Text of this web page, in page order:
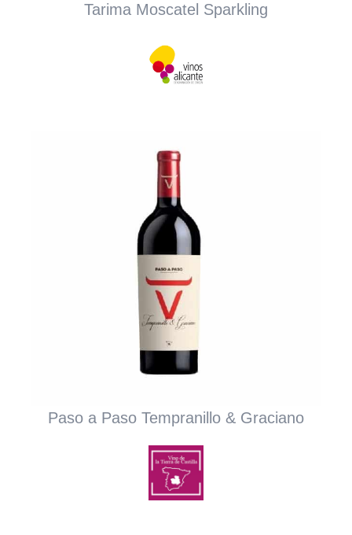
Tarima Moscatel Sparkling
Paso a Paso Tempranillo & Graciano